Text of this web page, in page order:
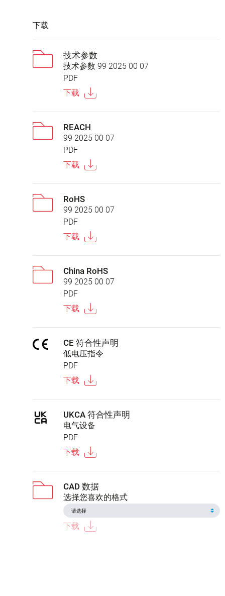
下载
技术参数
技术参数 99 2025 00 07
PDF
下载
REACH
99 2025 00 07
PDF
下载
RoHS
99 2025 00 07
PDF
下载
China RoHS
99 2025 00 07
PDF
下载
CE 符合性声明
低电压指令
PDF
下载
UKCA 符合性声明
电气设备
PDF
下载
CAD 数据
选择您喜欢的格式
下载